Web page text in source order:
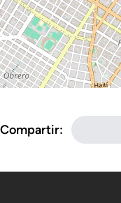
Compartir: